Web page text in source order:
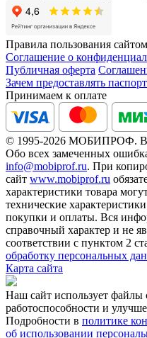
Правила пользования сайтом
Соглашение о
Публичная оферта
Зачем предоставлять
Принимаем к оплате
© 1995-2026 МОБИПРОФ.
Обо всех замеченных
info@mobiprof.ru. При
сайт www.mobiprof.ru
характеристики товара
технические
покупки и оплаты. Вся
справочный характер и не
соответствии с пунктом 2
обработку персональных
Карта сайта
Наш сайт использует файлы
работоспособности и
Подробности в политике
об использовании